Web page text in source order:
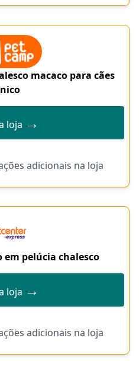
macaco para cães
loja →
adicionais na loja
em pelúcia chalesco
loja →
adicionais na loja